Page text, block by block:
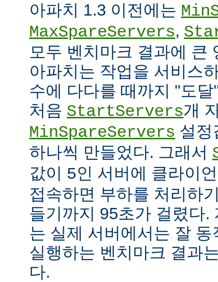
아파치 1.3 이전에는
MaxSpareServers,
모두 벤치마크 결과에 큰
아파치는 작업을 서비스
수에 다다를 때까지 "도
처음 StartServers개
MinSpareServers 설정
하나씩 만들었다. 그래서
값이 5인 서버에 클라이
접속하면 부하를 처리하
들기까지 95초가 걸렸다.
는 실제 서버에서는 잘
실행하는 벤치마크 결과
다.